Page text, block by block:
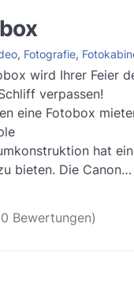
, Fotografie,
wird Ihrer Feier
verpassen!
eine Fotobox
hat
Die Canon
Bewertungen)